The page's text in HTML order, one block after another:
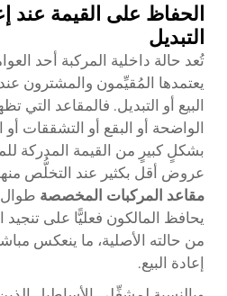
الحفاظ على القيمة عند
التبديل
تُعد حالة داخلية المركبة أحد
يعتمدها المُقيِّمون والمشترون
البيع أو التبديل. فالمقاعد التي
الواضحة أو البقع أو التشققات أو
بشكلٍ كبيرٍ من القيمة المدركة
عروض أقل بكثير عند التخلُّص
مقاعد المركبات المخصصة طوال
يحافظ المالكون فعليًّا على
من حالته الأصلية، ما ينعكس
إعادة البيع.